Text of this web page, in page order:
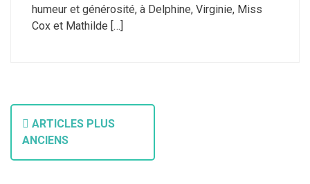
humeur et générosité, à Delphine, Virginie, Miss
Cox et Mathilde […]
N
v
ARTICLES PLUS
ANCIENS